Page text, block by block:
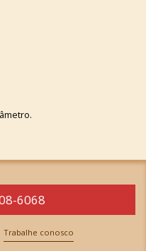
6068
Trabalhe conosco